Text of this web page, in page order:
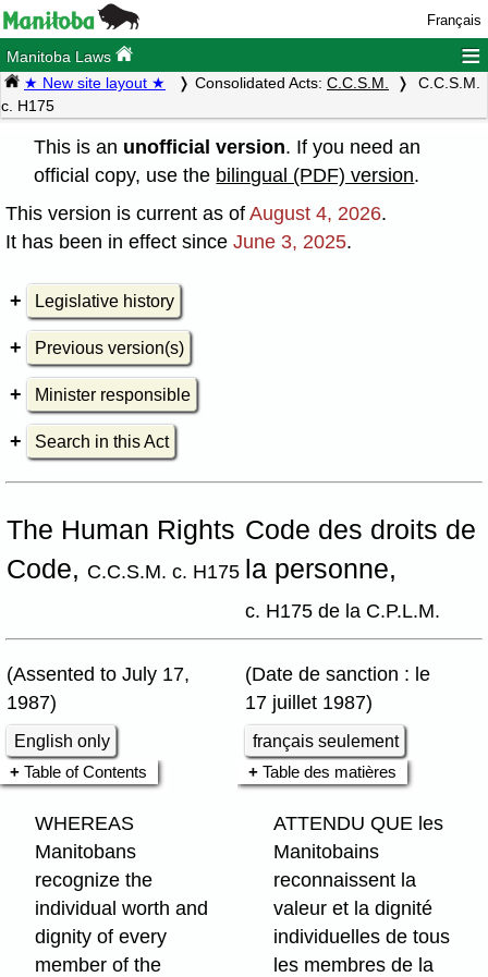
Français
Manitoba Laws ≡
★ New site layout ★ Consolidated Acts: C.C.S.M.
C.C.S.M.
c. H175
This is an unofficial version. If you need an
official copy, use the bilingual (PDF) version.
This version is current as of August 4, 2026.
It has been in effect since June 3, 2025.
Legislative history
Previous version(s)
Minister responsible
Search in this Act
The Human Rights
Code, C.C.S.M. c. H175
Code des droits de
la personne,
c. H175 de la C.P.L.M.
(Assented to July 17,
1987)
(Date de sanction : le
17 juillet 1987)
English only
français seulement
Table of Contents
Table des matières
WHEREAS
Manitobans
recognize the
individual worth and
dignity of every
member of the
ATTENDU QUE les
Manitobains
reconnaissent la
valeur et la dignité
individuelles de tous
les membres de la